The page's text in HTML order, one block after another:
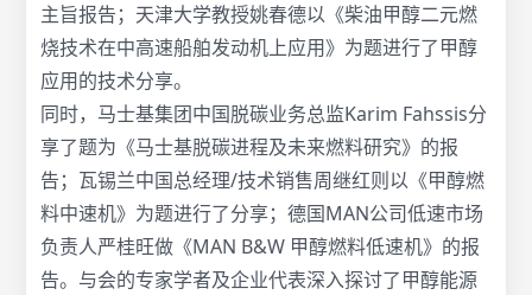
主旨报告；天津大学教授姚春德以《柴油甲醇二元燃
烧技术在中高速船舶发动机上应用》为题进行了甲醇
应用的技术分享。
同时，马士基集团中国脱碳业务总监Karim Fahssis分
享了题为《马士基脱碳进程及未来燃料研究》的报
告；瓦锡兰中国总经理/技术销售周继红则以《甲醇燃
料中速机》为题进行了分享；德国MAN公司低速市场
负责人严桂旺做《MAN B&W 甲醇燃料低速机》的报
告。与会的专家学者及企业代表深入探讨了甲醇能源